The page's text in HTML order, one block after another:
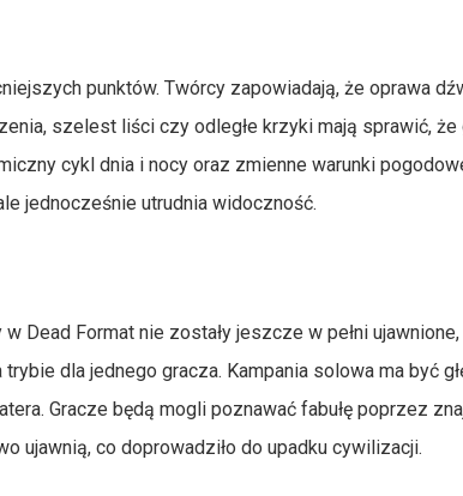
punktów. Twórcy zapowiadają, że oprawa
szelest liści czy odległe krzyki mają sprawić,
cykl dnia i nocy oraz zmienne warunki
jednocześnie utrudnia widoczność.
Dead Format nie zostały jeszcze w pełni
dla jednego gracza. Kampania solowa ma być
Gracze będą mogli poznawać fabułę poprzez
ujawnią, co doprowadziło do upadku cywilizacji.